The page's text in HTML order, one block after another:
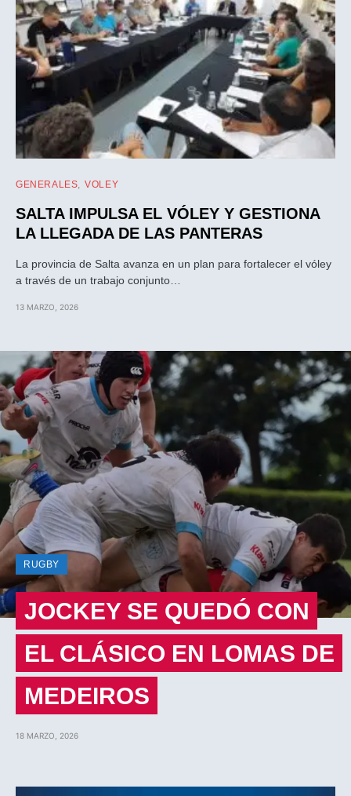
GENERALES VOLEY
SALTA IMPULSA EL VÓLEY Y GESTIONA
LA LLEGADA DE LAS PANTERAS
La provincia de Salta avanza en un plan para fortalecer el vóley
a través de un trabajo conjunto…
13 MARZO, 2026
RUGBY
JOCKEY SE QUEDÓ CON
EL CLÁSICO EN LOMAS DE
MEDEIROS
18 MARZO, 2026